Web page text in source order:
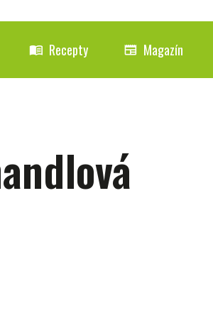
menu_book Recepty newspaper Magazín